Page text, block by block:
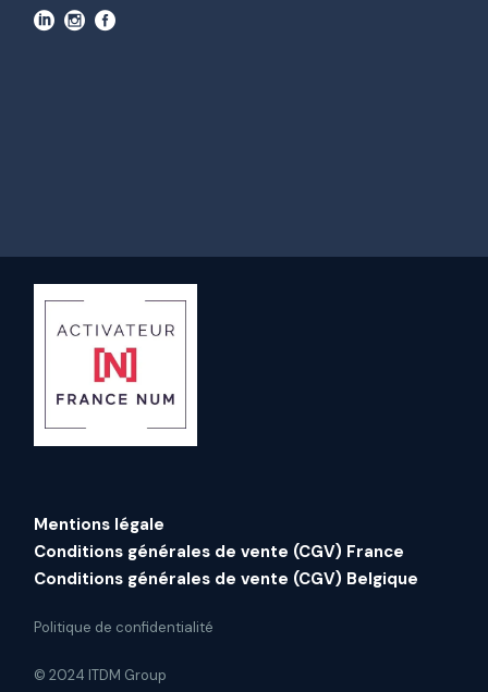
Mentions légale
Conditions générales de vente (CGV) France
Conditions générales de vente (CGV) Belgique
Politique de confidentialité
© 2024 ITDM Group